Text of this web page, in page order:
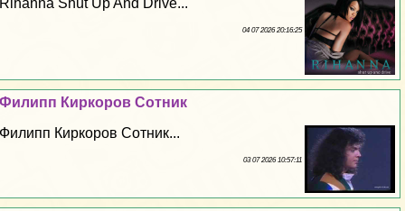
04 07 2026 20:16:25
Филипп Киркоров Сотник
Филипп Киркоров Сотник...
03 07 2026 10:57:11